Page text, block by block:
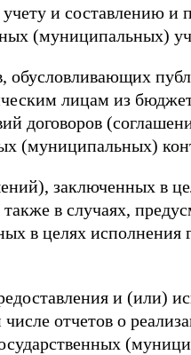
и составлению и
(муниципальных)
обусловливающих
лицам из
договоров
(муниципальных)
заключенных в
в случаях,
в целях исполнения
и (или)
отчетов о